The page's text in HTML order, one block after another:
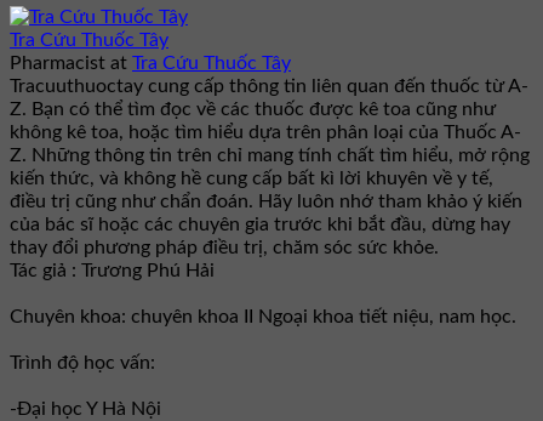
Tra Cứu Thuốc Tây
Pharmacist at Tra Cứu Thuốc Tây
Tracuuthuoctay cung cấp thông tin liên quan đến thuốc từ A-
Z. Bạn có thể tìm đọc về các thuốc được kê toa cũng như
không kê toa, hoặc tìm hiểu dựa trên phân loại của Thuốc A-
Z. Những thông tin trên chỉ mang tính chất tìm hiểu, mở rộng
kiến thức, và không hề cung cấp bất kì lời khuyên về y tế,
điều trị cũng như chẩn đoán. Hãy luôn nhớ tham khảo ý kiến
của bác sĩ hoặc các chuyên gia trước khi bắt đầu, dừng hay
thay đổi phương pháp điều trị, chăm sóc sức khỏe.
Tác giả : Trương Phú Hải
Chuyên khoa: chuyên khoa II Ngoại khoa tiết niệu, nam học.
Trình độ học vấn:
-Đại học Y Hà Nội